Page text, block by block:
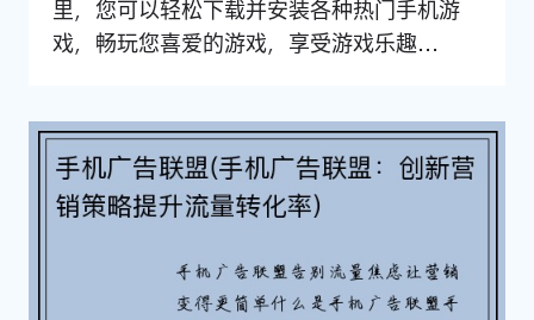
里，您可以轻松下载并安装各种热门手机游
戏，畅玩您喜爱的游戏，享受游戏乐趣...